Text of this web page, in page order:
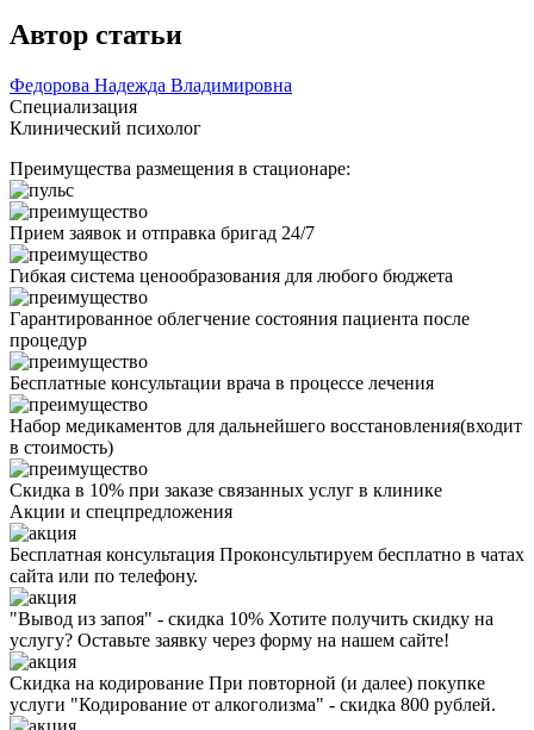
Автор статьи
Федорова Надежда Владимировна
Специализация
Клинический психолог
Преимущества размещения в стационаре:
Прием заявок и отправка бригад 24/7
Гибкая система ценообразования для любого бюджета
Гарантированное облегчение состояния пациента после
процедур
Бесплатные консультации врача в процессе лечения
Набор медикаментов для дальнейшего восстановления(входит
в стоимость)
Скидка в 10% при заказе связанных услуг в клинике
Акции и спецпредложения
Бесплатная консультация Проконсультируем бесплатно в чатах
сайта или по телефону.
"Вывод из запоя" - скидка 10% Хотите получить скидку на
услугу? Оставьте заявку через форму на нашем сайте!
Скидка на кодирование При повторной (и далее) покупке
услуги "Кодирование от алкоголизма" - скидка 800 рублей.